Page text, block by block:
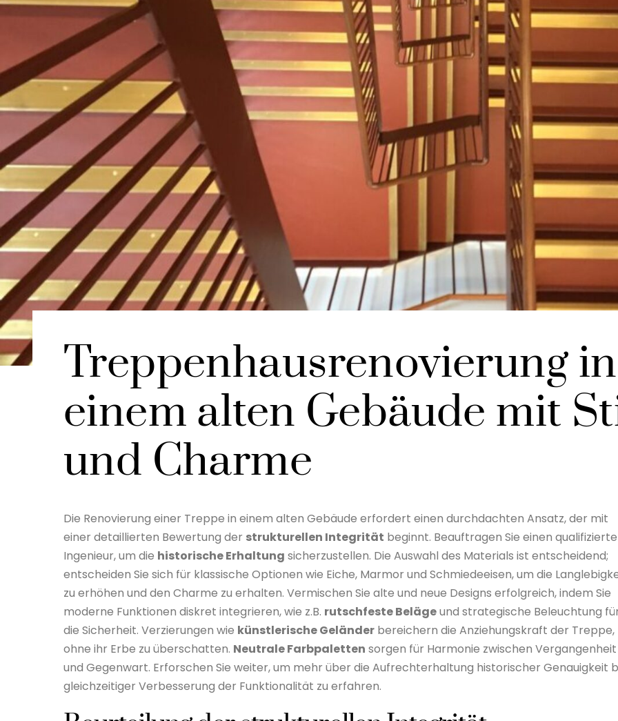
Treppenhausrenovierung in
einem alten Gebäude mit
und Charme
Die Renovierung einer Treppe in einem alten Gebäude erfordert einen durchdachten Ansatz, der mit
einer detaillierten Bewertung der strukturellen Integrität beginnt. Beauftragen Sie einen
Ingenieur, um die historische Erhaltung sicherzustellen. Die Auswahl des Materials ist entscheidend;
entscheiden Sie sich für klassische Optionen wie Eiche, Marmor und Schmiedeeisen, um die
zu erhöhen und den Charme zu erhalten. Vermischen Sie alte und neue Designs erfolgreich, indem Sie
moderne Funktionen diskret integrieren, wie z.B. rutschfeste Belägeund strategische Beleuchtung
die Sicherheit. Verzierungen wie künstlerische Geländer bereichern die Anziehungskraft der Treppe,
ohne ihr Erbe zu überschatten. Neutrale Farbpaletten sorgen für Harmonie zwischen Vergangenheit
und Gegenwart. Erforschen Sie weiter, um mehr über die Aufrechterhaltung historischer Genauigkeit
gleichzeitiger Verbesserung der Funktionalität zu erfahren.